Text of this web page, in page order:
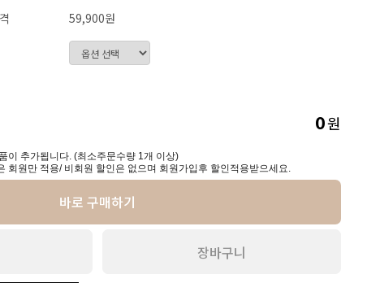
59,900원
0원
이 추가됩니다. (최소주문수량 1개 이상)
회원만 적용/ 비회원 할인은 없으며 회원가입후 할인적용받으세요.
바로 구매하기
장바구니